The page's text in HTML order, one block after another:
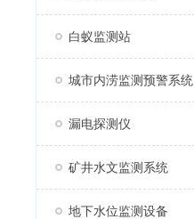
白蚁监测站
城市内涝监测预警系统
漏电探测仪
矿井水文监测系统
地下水位监测设备